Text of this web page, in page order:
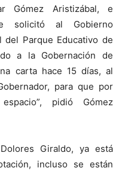
Gómez Aristizábal, e
solicitó al Gobierno
Parque Educativo de
a la Gobernación de
carta hace 15 días, al
para que por
pidió Gómez
Giraldo, ya está
incluso se están